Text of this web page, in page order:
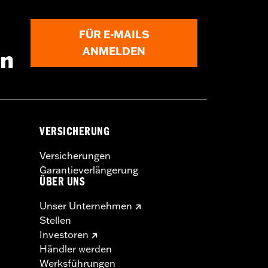
FÜR E-MAILS
ANMELDEN
VERSICHERUNG
Versicherungen
Garantieverlängerung
ÜBER UNS
Unser Unternehmen
Stellen
Investoren
Händler werden
Werksführungen